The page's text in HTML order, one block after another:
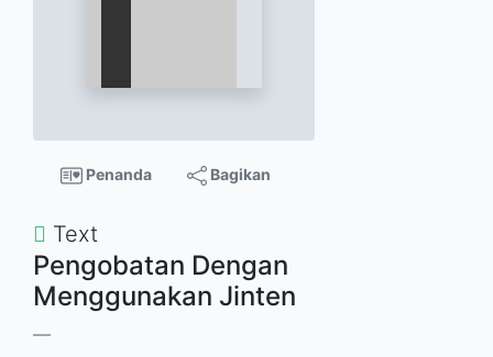
Penanda Bagikan
Text
Pengobatan Dengan
Menggunakan Jinten